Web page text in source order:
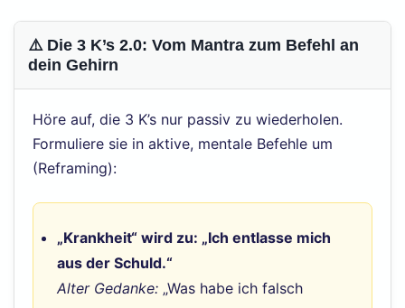
⚠️ Die 3 K’s 2.0: Vom Mantra zum Befehl an
dein Gehirn
Höre auf, die 3 K’s nur passiv zu wiederholen.
Formuliere sie in aktive, mentale Befehle um
(Reframing):
„Krankheit“ wird zu: „Ich entlasse mich
aus der Schuld.“
Alter Gedanke:„Was habe ich falsch